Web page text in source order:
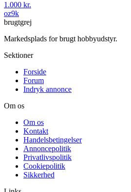
1.000 kr.
oz9k
brugtgrej
Markedsplads for brugt hobbyudstyr.
Sektioner
Forside
Forum
Indryk annonce
Om os
Om os
Kontakt
Handelsbetingelser
Annoncepolitik
Privatlivspolitik
Cookiepolitik
Sikkerhed